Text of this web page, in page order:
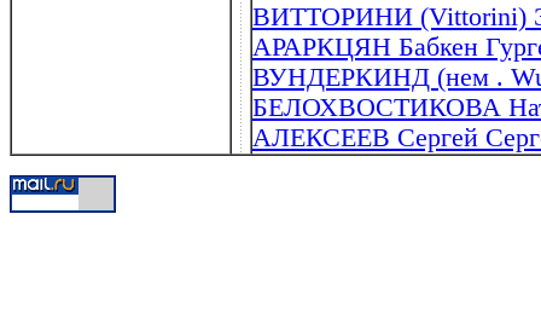
ВИТТОРИНИ (Vittorini)
АРАРКЦЯН Бабкен
ВУНДЕРКИНД (нем .
БЕЛОХВОСТИКОВА
АЛЕКСЕЕВ Сергей